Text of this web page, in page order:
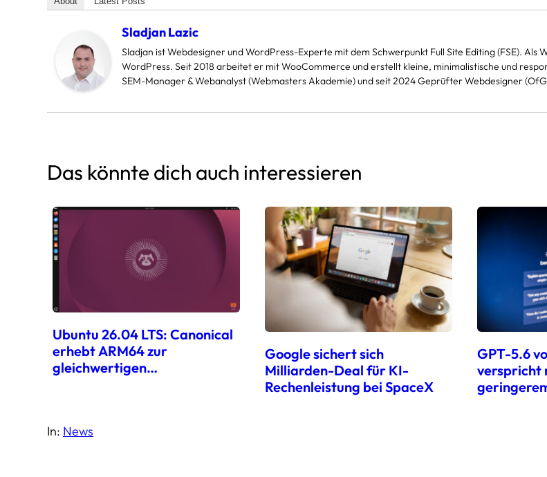
Sladjan Lazic
Sladjan ist Webdesigner und WordPress-Experte mit dem Schwerpunkt Full Site Editing (FSE).
WordPress. Seit 2018 arbeitet er mit WooCommerce und erstellt kleine, minimalistische und
SEM-Manager & Webanalyst (Webmasters Akademie) und seit 2024 Geprüfter Webdesigner
Das könnte dich auch interessieren
Ubuntu 26.04 LTS: Canonical
erhebt ARM64 zur
gleichwertigen
Google sichert sich
Milliarden-Deal für KI-
Rechenleistung bei SpaceX
GPT-5.6
verspricht
In: News